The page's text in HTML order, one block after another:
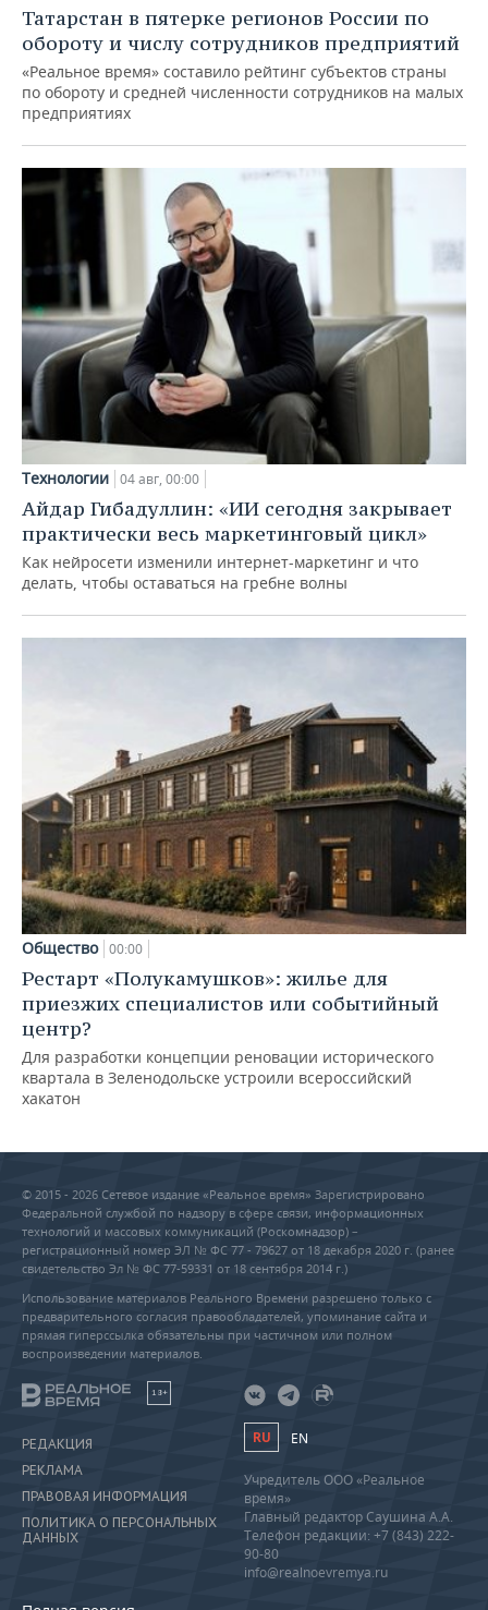
Татарстан в пятерке регионов России по
обороту и числу сотрудников предприятий
«Реальное время» составило рейтинг субъектов страны
по обороту и средней численности сотрудников на малых
предприятиях
Технологии 04 авг, 00:00
Айдар Гибадуллин: «ИИ сегодня закрывает
практически весь маркетинговый цикл»
Как нейросети изменили интернет-маркетинг и что
делать, чтобы оставаться на гребне волны
Общество 00:00
Рестарт «Полукамушков»: жилье для
приезжих специалистов или событийный
центр?
Для разработки концепции реновации исторического
квартала в Зеленодольске устроили всероссийский
хакатон
© 2015 - 2026 Сетевое издание «Реальное время» Зарегистрировано
Федеральной службой по надзору в сфере связи, информационных
технологий и массовых коммуникаций (Роскомнадзор) –
регистрационный номер ЭЛ № ФС 77 - 79627 от 18 декабря 2020 г. (ранее
свидетельство Эл № ФС 77-59331 от 18 сентября 2014 г.)
Использование материалов Реального Времени разрешено только с
предварительного согласия правообладателей, упоминание сайта и
прямая гиперссылка обязательны при частичном или полном
воспроизведении материалов.
18+
РЕДАКЦИЯ
РЕКЛАМА
ПРАВОВАЯ ИНФОРМАЦИЯ
ПОЛИТИКА О ПЕРСОНАЛЬНЫХ
ДАННЫХ
RU EN
Учредитель ООО «Реальное
время»
Главный редактор Саушина А.А.
Телефон редакции: +7 (843) 222-
90-80
info@realnoevremya.ru